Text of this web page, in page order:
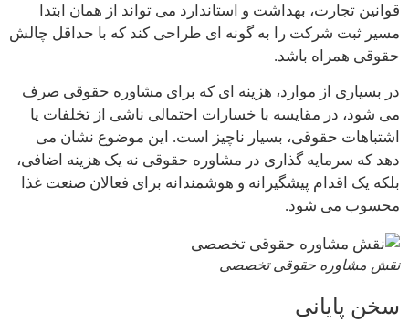
قوانین تجارت، بهداشت و استاندارد می تواند از همان ابتدا
مسیر ثبت شرکت را به گونه ای طراحی کند که با حداقل چالش
حقوقی همراه باشد.
در بسیاری از موارد، هزینه ای که برای مشاوره حقوقی صرف
می شود، در مقایسه با خسارات احتمالی ناشی از تخلفات یا
اشتباهات حقوقی، بسیار ناچیز است. این موضوع نشان می
دهد که سرمایه گذاری در مشاوره حقوقی نه یک هزینه اضافی،
بلکه یک اقدام پیشگیرانه و هوشمندانه برای فعالان صنعت غذا
محسوب می شود.
نقش مشاوره حقوقی تخصصی
سخن پایانی